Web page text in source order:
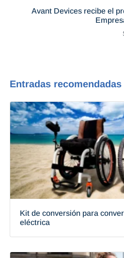
Avant Devices recibe el
Entradas recomendadas
Kit de conversión para
eléctrica